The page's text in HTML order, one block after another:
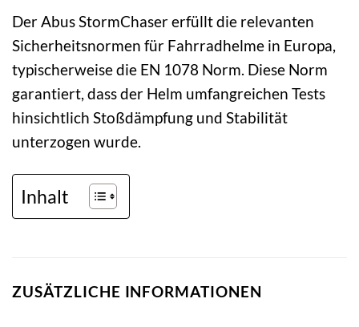
Der Abus StormChaser erfüllt die relevanten
Sicherheitsnormen für Fahrradhelme in Europa,
typischerweise die EN 1078 Norm. Diese Norm
garantiert, dass der Helm umfangreichen Tests
hinsichtlich Stoßdämpfung und Stabilität
unterzogen wurde.
Inhalt
ZUSÄTZLICHE INFORMATIONEN